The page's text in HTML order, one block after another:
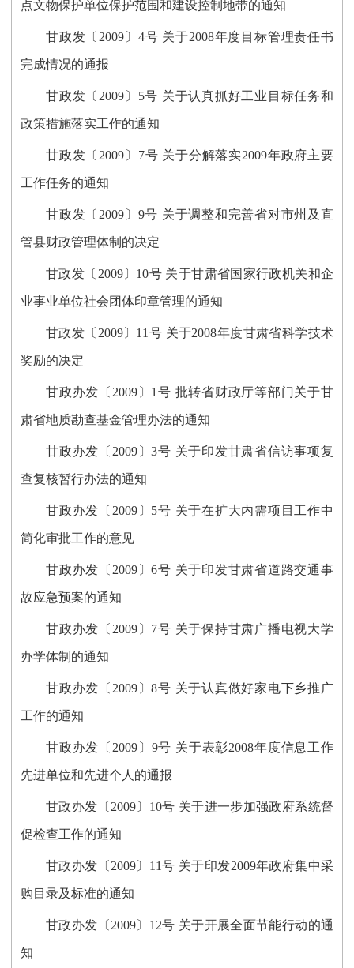
点文物保护单位保护范围和建设控制地带的通知
甘政发〔2009〕4号 关于2008年度目标管理责任书
完成情况的通报
甘政发〔2009〕5号 关于认真抓好工业目标任务和
政策措施落实工作的通知
甘政发〔2009〕7号 关于分解落实2009年政府主要
工作任务的通知
甘政发〔2009〕9号 关于调整和完善省对市州及直
管县财政管理体制的决定
甘政发〔2009〕10号 关于甘肃省国家行政机关和企
业事业单位社会团体印章管理的通知
甘政发〔2009〕11号 关于2008年度甘肃省科学技术
奖励的决定
甘政办发〔2009〕1号 批转省财政厅等部门关于甘
肃省地质勘查基金管理办法的通知
甘政办发〔2009〕3号 关于印发甘肃省信访事项复
查复核暂行办法的通知
甘政办发〔2009〕5号 关于在扩大内需项目工作中
简化审批工作的意见
甘政办发〔2009〕6号 关于印发甘肃省道路交通事
故应急预案的通知
甘政办发〔2009〕7号 关于保持甘肃广播电视大学
办学体制的通知
甘政办发〔2009〕8号 关于认真做好家电下乡推广
工作的通知
甘政办发〔2009〕9号 关于表彰2008年度信息工作
先进单位和先进个人的通报
甘政办发〔2009〕10号 关于进一步加强政府系统督
促检查工作的通知
甘政办发〔2009〕11号 关于印发2009年政府集中采
购目录及标准的通知
甘政办发〔2009〕12号 关于开展全面节能行动的通
知